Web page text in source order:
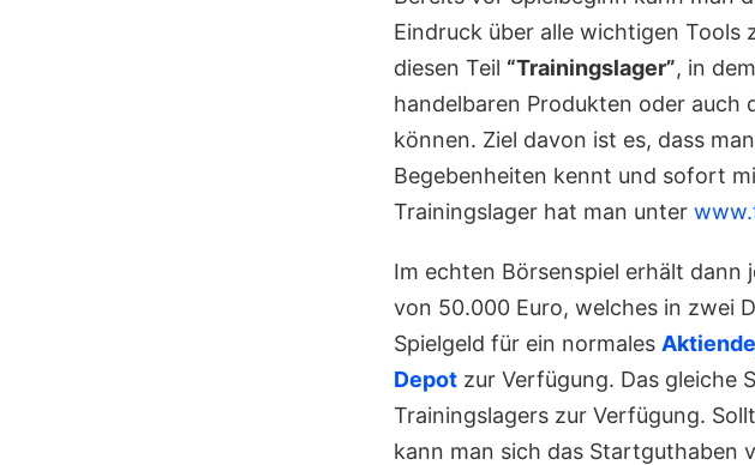
Eindruck über alle wichtigen Tools
diesen Teil “Trainingslager”, in
handelbaren Produkten oder auch
können. Ziel davon ist es, dass
Begebenheiten kennt und sofort
Trainingslager hat man unter
Im echten Börsenspiel erhält dann
von 50.000 Euro, welches in zwei
Spielgeld für ein normales
Depot zur Verfügung. Das gleiche
Trainingslagers zur Verfügung.
kann man sich das Startguthaben